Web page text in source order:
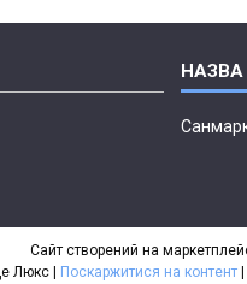
Сайт створений на
Поскаржитися на контент